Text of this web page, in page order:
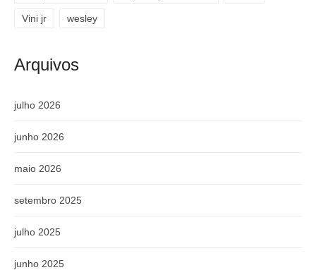
Vini jr wesley
Arquivos
julho 2026
junho 2026
maio 2026
setembro 2025
julho 2025
junho 2025